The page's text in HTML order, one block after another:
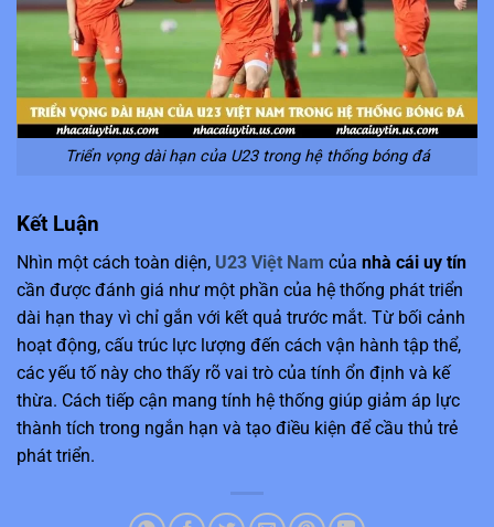
Triển vọng dài hạn của U23 trong hệ thống bóng đá
Kết Luận
Nhìn một cách toàn diện, U23 Việt Nam của nhà cái uy tín
cần được đánh giá như một phần của hệ thống phát triển
dài hạn thay vì chỉ gắn với kết quả trước mắt. Từ bối cảnh
hoạt động, cấu trúc lực lượng đến cách vận hành tập thể,
các yếu tố này cho thấy rõ vai trò của tính ổn định và kế
thừa. Cách tiếp cận mang tính hệ thống giúp giảm áp lực
thành tích trong ngắn hạn và tạo điều kiện để cầu thủ trẻ
phát triển.